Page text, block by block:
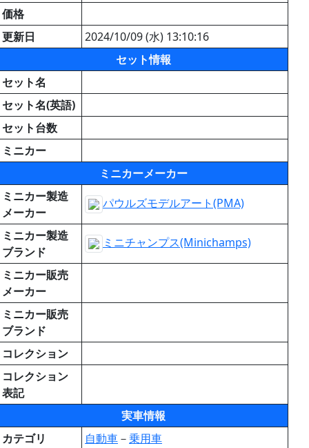
価格
更新日
2024/10/09 (水) 13:10:16
セット情報
セット名
セット名(英語)
セット台数
ミニカー
ミニカーメーカー
ミニカー製造
メーカー
パウルズモデルアート(PMA)
ミニカー製造
ブランド
ミニチャンプス(Minichamps)
ミニカー販売
メーカー
ミニカー販売
ブランド
コレクション
コレクション
表記
実車情報
カテゴリ
自動車－乗用車